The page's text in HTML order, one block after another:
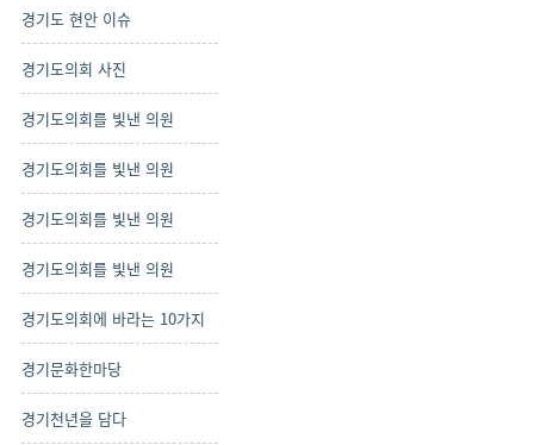
경기도 현안 이슈
경기도의회 사진
경기도의회를 빛낸 의원
경기도의회를 빛낸 의원
경기도의회를 빛낸 의원
경기도의회를 빛낸 의원
경기도의회에 바라는 10가지
경기문화한마당
경기천년을 담다